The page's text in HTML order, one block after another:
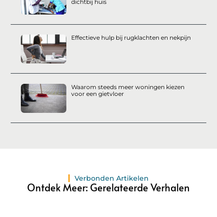
dichtbij huis
Effectieve hulp bij rugklachten en nekpijn
Waarom steeds meer woningen kiezen
voor een gietvloer
Verbonden Artikelen
Ontdek Meer: Gerelateerde Verhalen